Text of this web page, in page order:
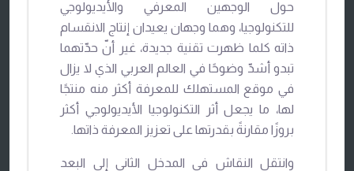
حول الوجهين المعرفي والأيديولوجي
للتكنولوجيا، وهما وجهان يعيدان إنتاج الانقسام
ذاته كلما ظهرت تقنية جديدة، غير أنّ حدّتهما
تبدو أشدّ وضوحًا في العالم العربي الذي لا يزال
في موقع المستهلك للمعرفة أكثر منه منتجًا
لها، ما يجعل أثر التكنولوجيا الأيديولوجي أكثر
بروزًا مقارنةً بقدرتها على تعزيز المعرفة ذاتها.
وانتقل النقاش في المدخل الثاني إلى البعد